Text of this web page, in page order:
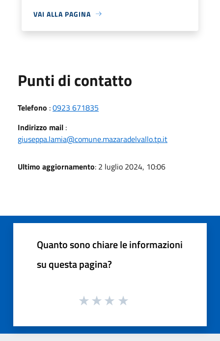
VAI ALLA PAGINA
Punti di contatto
Telefono :0923 671835
Indirizzo mail :
giuseppa.lamia@comune.mazaradelvallo.tp.it
Ultimo aggiornamento: 2 luglio 2024, 10:06
Quanto sono chiare le informazioni
su questa pagina?